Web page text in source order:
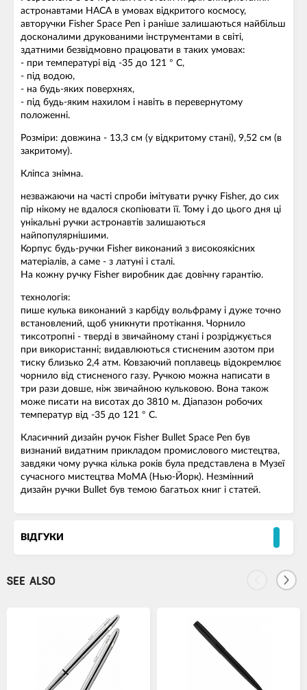
астронавтами НАСА в умовах відкритого космосу,
авторучки Fisher Space Pen і раніше залишаються найбільш
досконалими друкованими інструментами в світі,
здатними безвідмовно працювати в таких умовах:
- при температурі від -35 до 121 ° С,
- під водою,
- на будь-яких поверхнях,
- під будь-яким нахилом і навіть в перевернутому
положенні.
Розміри: довжина - 13,3 см (у відкритому стані), 9,52 см (в
закритому).
Кліпса знімна.
незважаючи на часті спроби імітувати ручку Fisher, до сих
пір нікому не вдалося скопіювати її. Тому і до цього дня ці
унікальні ручки астронавтів залишаються
найпопулярнішими.
Корпус будь-ручки Fisher виконаний з високоякісних
матеріалів, а саме - з латуні і сталі.
На кожну ручку Fisher виробник дає довічну гарантію.
технологія:
пише кулька виконаний з карбіду вольфраму і дуже точно
встановлений, щоб уникнути протікання. Чорнило
тиксотропні - тверді в звичайному стані і розріджується
при використанні; видавлюються стисненим азотом при
тиску близько 2,4 атм. Ковзаючий поплавець відокремлює
чорнило від стисненого газу. Ручкою можна написати в
три рази довше, ніж звичайною кульковою. Вона також
може писати на висотах до 3810 м. Діапазон робочих
температур від -35 до 121 ° C.
Класичний дизайн ручок Fisher Bullet Space Pen був
визнаний видатним прикладом промислового мистецтва,
завдяки чому ручка кілька років була представлена в Музеї
сучасного мистецтва МоМА (Нью-Йорк). Незмінний
дизайн ручки Bullet був темою багатьох книг і статей.
ВІДГУКИ
SEE ALSO